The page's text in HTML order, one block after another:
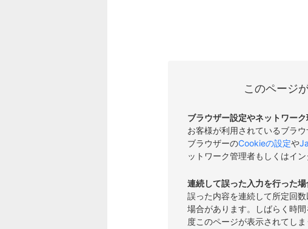
このページ
ブラウザー設定やネットワー
お客様が利用されているブラ
ブラウザーのCookieの設定や
ットワーク管理者もしくはイ
連続して誤った入力を行った場
誤った内容を連続して所定回
場合があります。しばらく時
度このページが表示されてしま